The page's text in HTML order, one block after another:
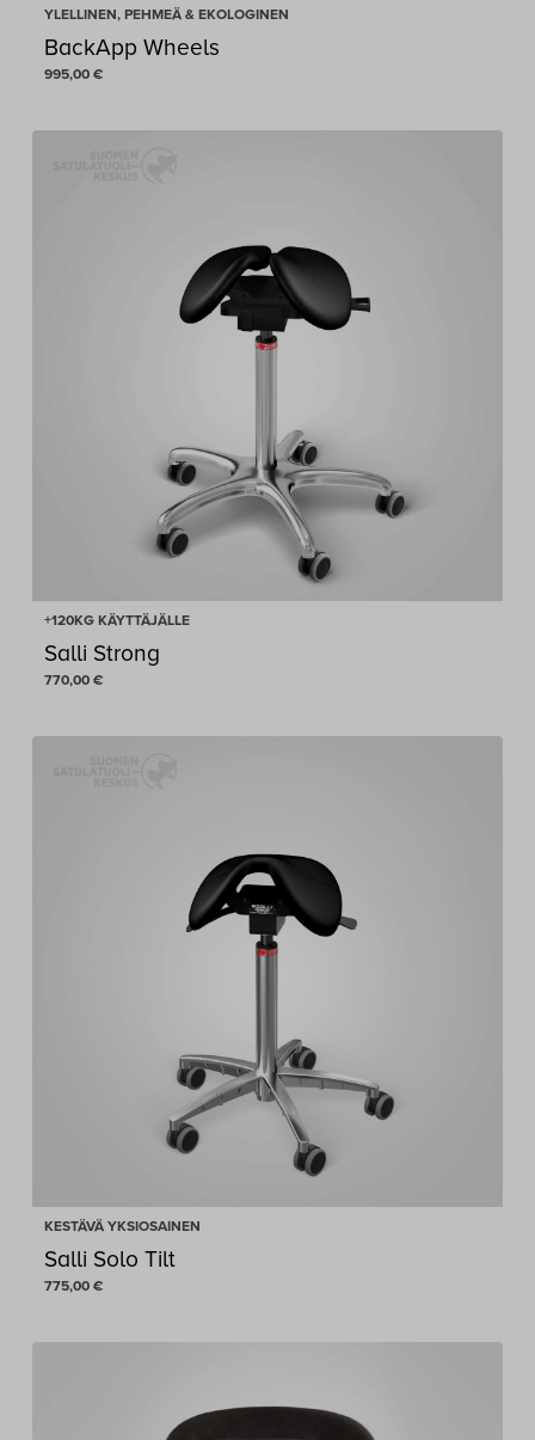
YLELLINEN, PEHMEÄ & EKOLOGINEN
BackApp Wheels
995,00 €
+120KG KÄYTTÄJÄLLE
Salli Strong
770,00 €
KESTÄVÄ YKSIOSAINEN
Salli Solo Tilt
775,00 €